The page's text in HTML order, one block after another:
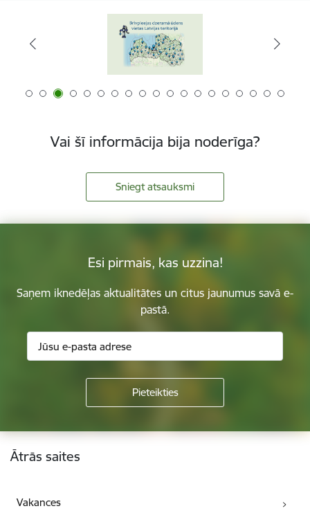
Vai šī informācija bija noderīga?
Sniegt atsauksmi
Esi pirmais, kas uzzina!
Saņem iknedēļas aktualitātes un citus jaunumus savā e-
pastā.
Kājene
Ātrās saites
Vakances